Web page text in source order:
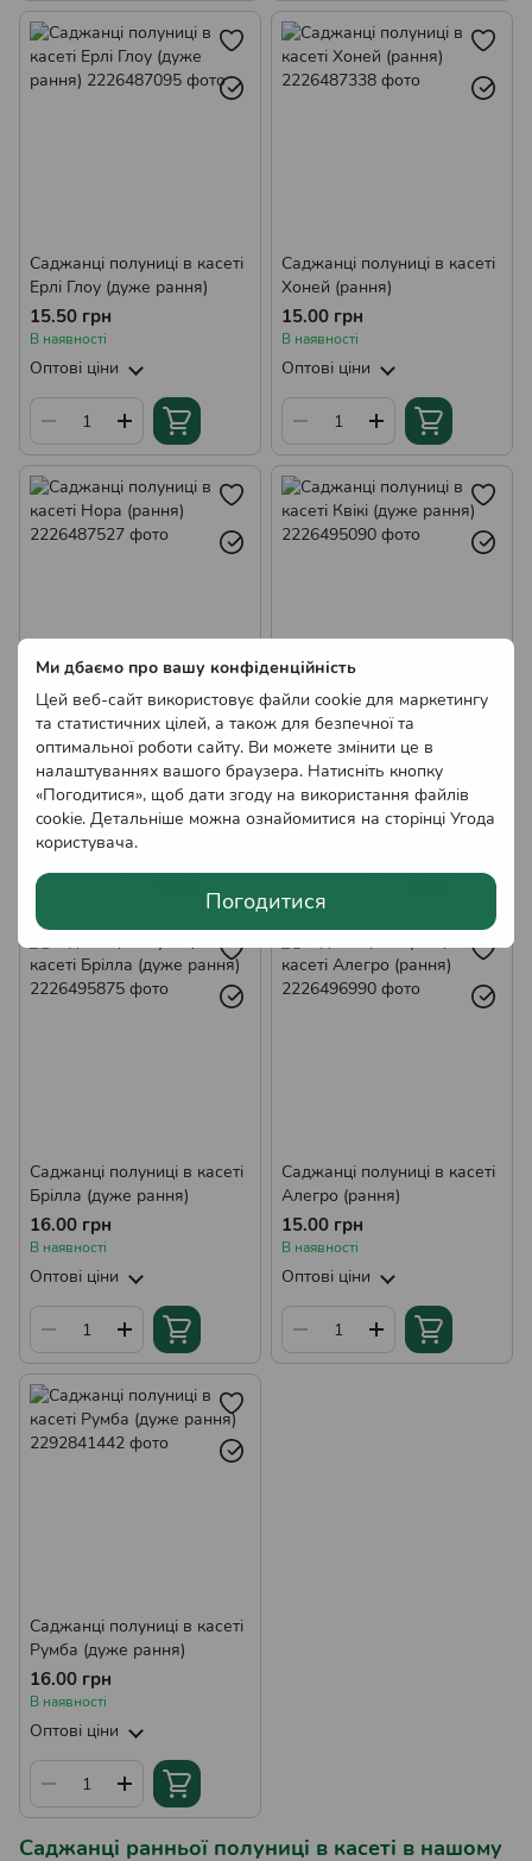
Ми дбаємо про вашу конфіденційність
Цей веб-сайт використовує файли cookie для маркетингу
та статистичних цілей, а також для безпечної та
оптимальної роботи сайту. Ви можете змінити це в
налаштуваннях вашого браузера. Натисніть кнопку
«Погодитися», щоб дати згоду на використання файлів
cookie. Детальніше можна ознайомитися на сторінці Угода
користувача.
Погодитися
Саджанці полуниці в касеті
Ерлі Глоу (дуже рання)
15.50 грн
В наявності
Оптові ціни
Саджанці полуниці в касеті
Хоней (рання)
15.00 грн
В наявності
Оптові ціни
Саджанці полуниці в касеті
Нора (рання)
15.00 грн
В наявності
Оптові ціни
Саджанці полуниці в касеті
Квікі (дуже рання)
15.00 грн
В наявності
Оптові ціни
Саджанці полуниці в касеті
Брілла (дуже рання)
16.00 грн
В наявності
Оптові ціни
Саджанці полуниці в касеті
Алегро (рання)
15.00 грн
В наявності
Оптові ціни
Саджанці полуниці в касеті
Румба (дуже рання)
16.00 грн
В наявності
Оптові ціни
Саджанці ранньої полуниці в касеті в нашому